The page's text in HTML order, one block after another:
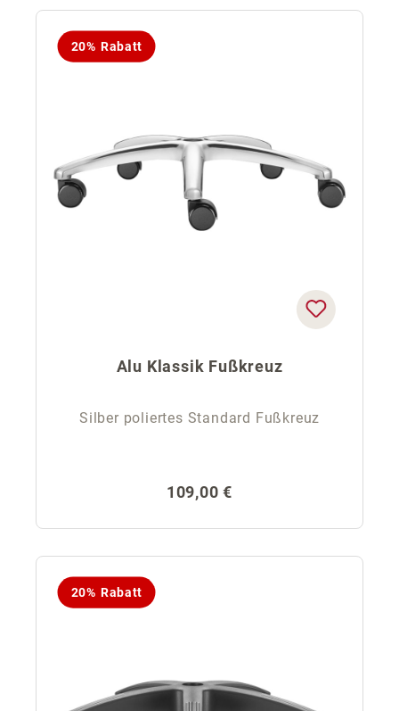
20% Rabatt
Alu Klassik Fußkreuz
Silber poliertes Standard Fußkreuz
Regulärer Preis:
109,00 €
20% Rabatt